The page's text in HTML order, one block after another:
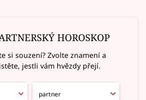
HOROSKOP
si souzení? Zvolte znamení a
jestli vám hvězdy přejí.